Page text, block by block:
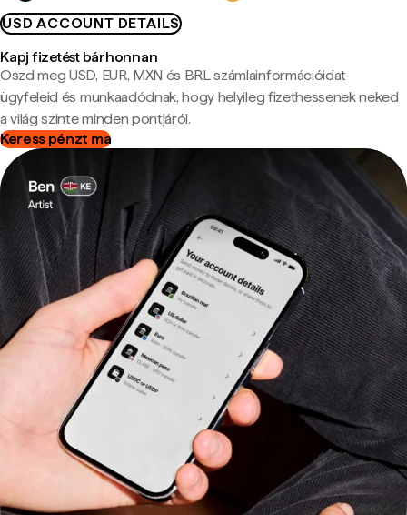
USD ACCOUNT DETAILS
Kapj fizetést bárhonnan
Oszd meg USD, EUR, MXN és BRL számlainformációidat
ügyfeleid és munkaadódnak, hogy helyileg fizethessenek neked
a világ szinte minden pontjáról.
Keress pénzt ma